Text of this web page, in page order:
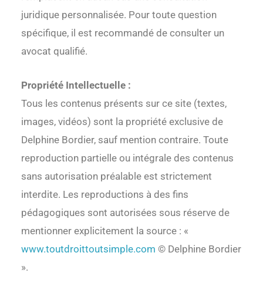
juridique personnalisée. Pour toute question
spécifique, il est recommandé de consulter un
avocat qualifié.
Propriété Intellectuelle :
Tous les contenus présents sur ce site (textes,
images, vidéos) sont la propriété exclusive de
Delphine Bordier, sauf mention contraire. Toute
reproduction partielle ou intégrale des contenus
sans autorisation préalable est strictement
interdite. Les reproductions à des fins
pédagogiques sont autorisées sous réserve de
mentionner explicitement la source : «
www.toutdroittoutsimple.com © Delphine Bordier
».